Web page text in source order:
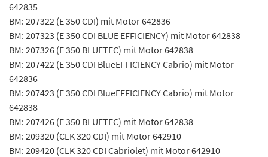
642835
BM: 207322 (E 350 CDI) mit Motor 642836
BM: 207323 (E 350 CDI BLUE EFFICIENCY) mit Motor 642838
BM: 207326 (E 350 BLUETEC) mit Motor 642838
BM: 207422 (E 350 CDI BlueEFFICIENCY Cabrio) mit Motor
642836
BM: 207423 (E 350 CDI BlueEFFICIENCY Cabrio) mit Motor
642838
BM: 207426 (E 350 BLUETEC) mit Motor 642838
BM: 209320 (CLK 320 CDI) mit Motor 642910
BM: 209420 (CLK 320 CDI Cabriolet) mit Motor 642910